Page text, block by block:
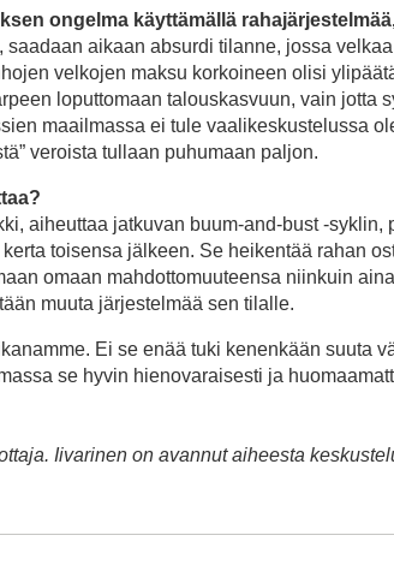
ongelma käyttämällä
aikaan absurdi tilanne, jossa
velkojen maksu korkoineen olisi
loputtomaan talouskasvuun, vain jotta
maailmassa ei tule vaalikeskustelussa
veroista tullaan puhumaan paljon.
aiheuttaa jatkuvan buum-and-bust -syklin,
toisensa jälkeen. Se heikentää rahan
omaan mahdottomuuteensa niinkuin
muuta järjestelmää sen tilalle.
Ei se enää tuki kenenkään suuta
se hyvin hienovaraisesti ja
Iivarinen on avannut aiheesta